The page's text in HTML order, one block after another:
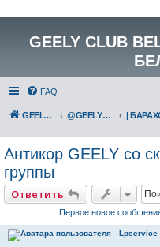
GEELY CLUB
FAQ
GEELY Club Belarus @GEELYCLUBBY
Антикор GEELY со
группы
Ответить
Первое новое
Lpservice